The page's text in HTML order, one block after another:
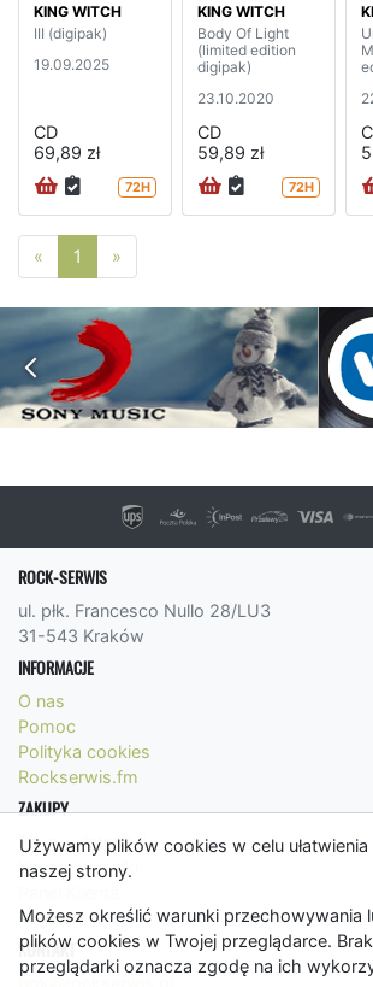
Używamy plików cookies w celu
naszej strony.
Możesz określić warunki przechowywania
plików cookies w Twojej przeglądarce.
przeglądarki oznacza zgodę na ich
KING WITCH
III (digipak)
19.09.2025
CD
69,89 zł
72H
KING WITCH
Body Of Light
(limited edition
digipak)
23.10.2020
CD
59,89 zł
72H
« Poprzednia strona
1 »
ROCK-SERWIS
ul. płk. Francesco Nullo 28/LU3
31-543 Kraków
INFORMACJE
O nas
Pomoc
Polityka cookies
Rockserwis.fm
ZAKUPY
Formy płatności
Koszty wysyłki
Regulamin
KONTAKT